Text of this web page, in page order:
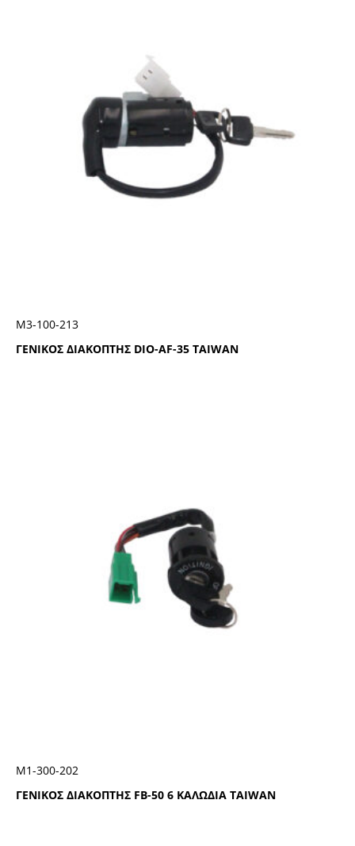
ΓΕΝΙΚΟΣ ΔΙΑΚΟΠΤΗΣ DIO-AF-35 TAIWAN
Μ3-100-213
ΓΕΝΙΚΟΣ ΔΙΑΚΟΠΤΗΣ FB-50 6 ΚΑΛΩΔΙΑ TAIWAN
Μ1-300-202